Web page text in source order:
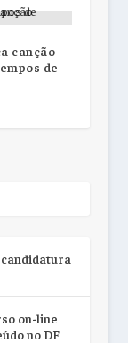
canção
de
on-line
no DF